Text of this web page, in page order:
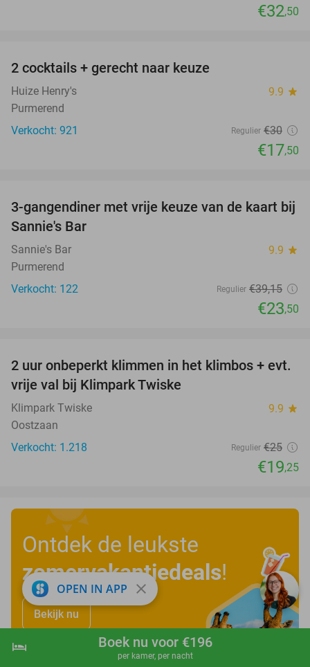
shopping_cart Boek nu
hotel Boek nu voor €196
per kamer, per nacht
€32,50
2 cocktails + gerecht naar keuze
Huize Henry's 9.9 star
Purmerend
Verkocht: 921
Regulier €30
€17,50
40%
3-gangendiner met vrije keuze van de kaart bij
Sannie's Bar
Sannie's Bar 9.9 star
Purmerend
Verkocht: 122
Regulier €39,15
€23,50
23%
2 uur onbeperkt klimmen in het klimbos + evt.
vrije val bij Klimpark Twiske
Klimpark Twiske 9.9 star
Oostzaan
Verkocht: 1.218
Regulier €25
€19,25
Ontdek de leukste
zomervakantiedeals!
Bekijk nu
OPEN IN APP close